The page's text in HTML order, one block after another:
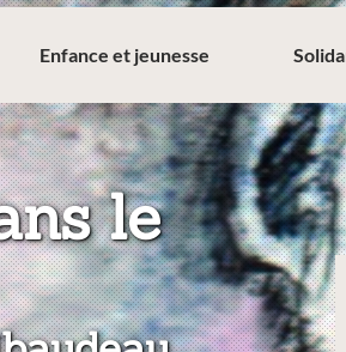
Enfance et jeunesse
le